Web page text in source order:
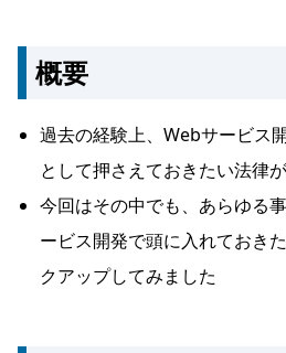
概要
過去の経験上、Webサービス
として押さえておきたい法律
今回はその中でも、あらゆる
ービス開発で頭に入れておき
クアップしてみました